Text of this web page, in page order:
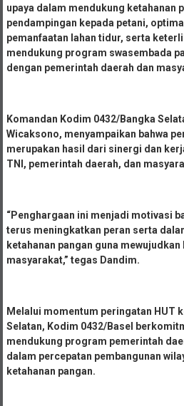
upaya dalam mendukung ketahanan
pendampingan kepada petani,
pemanfaatan lahan tidur, serta
mendukung program swasembada
dengan pemerintah daerah dan
Komandan Kodim 0432/Bangka
Wicaksono, menyampaikan bahwa
merupakan hasil dari sinergi dan
TNI, pemerintah daerah, dan
“Penghargaan ini menjadi motivasi
terus meningkatkan peran serta
ketahanan pangan guna
masyarakat,” tegas Dandim.
Melalui momentum peringatan HUT
Selatan, Kodim 0432/Basel
mendukung program pemerintah
dalam percepatan pembangunan
ketahanan pangan.